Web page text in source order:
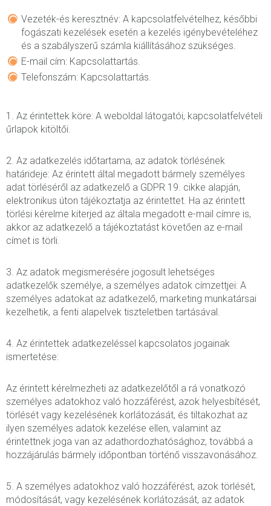
Vezeték-és keresztnév: A kapcsolatfelvételhez, későbbi
fogászati kezelések esetén a kezelés igénybevételéhez
és a szabályszerű számla kiállításához szükséges.
E-mail cím: Kapcsolattartás.
Telefonszám: Kapcsolattartás.
1. Az érintettek köre: A weboldal látogatói, kapcsolatfelvételi
űrlapok kitöltői.
2. Az adatkezelés időtartama, az adatok törlésének
határideje: Az érintett által megadott bármely személyes
adat törléséről az adatkezelő a GDPR 19. cikke alapján,
elektronikus úton tájékoztatja az érintettet. Ha az érintett
törlési kérelme kiterjed az általa megadott e-mail címre is,
akkor az adatkezelő a tájékoztatást követően az e-mail
címet is törli.
3. Az adatok megismerésére jogosult lehetséges
adatkezelők személye, a személyes adatok címzettjei: A
személyes adatokat az adatkezelő, marketing munkatársai
kezelhetik, a fenti alapelvek tiszteletben tartásával.
4. Az érintettek adatkezeléssel kapcsolatos jogainak
ismertetése:
Az érintett kérelmezheti az adatkezelőtől a rá vonatkozó
személyes adatokhoz való hozzáférést, azok helyesbítését,
törlését vagy kezelésének korlátozását, és tiltakozhat az
ilyen személyes adatok kezelése ellen, valamint az
érintettnek joga van az adathordozhatósághoz, továbbá a
hozzájárulás bármely időpontban történő visszavonásához.
5. A személyes adatokhoz való hozzáférést, azok törlését,
módosítását, vagy kezelésének korlátozását, az adatok